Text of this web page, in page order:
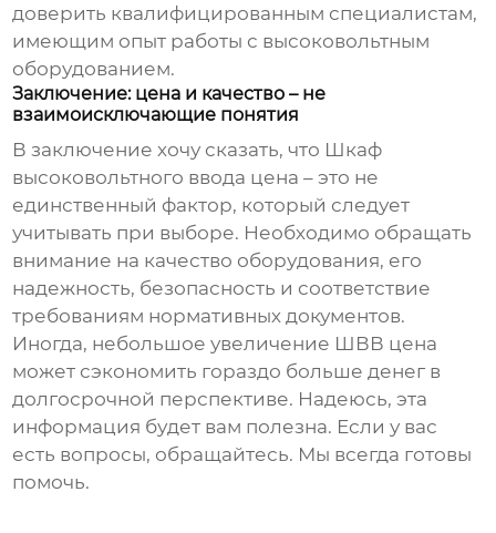
доверить квалифицированным специалистам,
имеющим опыт работы с высоковольтным
оборудованием.
Заключение: цена и качество – не
взаимоисключающие понятия
В заключение хочу сказать, что Шкаф
высоковольтного ввода цена – это не
единственный фактор, который следует
учитывать при выборе. Необходимо обращать
внимание на качество оборудования, его
надежность, безопасность и соответствие
требованиям нормативных документов.
Иногда, небольшое увеличение ШВВ цена
может сэкономить гораздо больше денег в
долгосрочной перспективе. Надеюсь, эта
информация будет вам полезна. Если у вас
есть вопросы, обращайтесь. Мы всегда готовы
помочь.